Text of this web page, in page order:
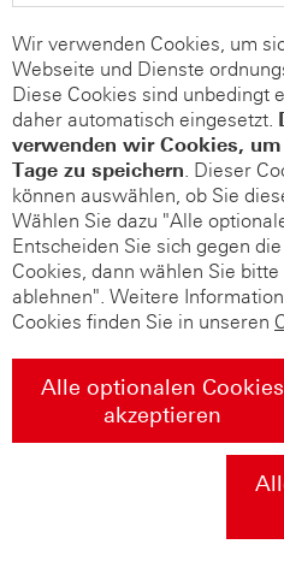
Wir verwenden Cookies, um
Webseite und Dienste
Diese Cookies sind unbedingt
daher automatisch eingesetzt.
verwenden wir Cookies,
Tage zu speichern. Dieser
können auswählen, ob Sie
Wählen Sie dazu "Alle
Entscheiden Sie sich gegen
Cookies, dann wählen Sie
ablehnen". Weitere
Cookies finden Sie in unseren
Alle optionalen Cookies
akzeptieren